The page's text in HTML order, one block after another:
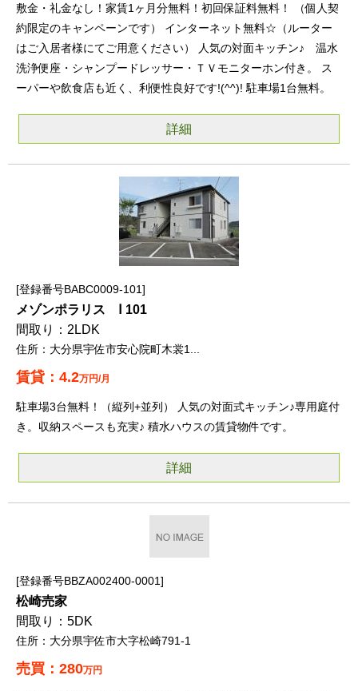
敷金・礼金なし！家賃1ヶ月分無料！初回保証料無料！ （個人契
約限定のキャンペーンです） インターネット無料☆（ルーター
はご入居者様にてご用意ください） 人気の対面キッチン♪ 温水
洗浄便座・シャンプードレッサー・ＴＶモニターホン付き。 ス
ーパーや飲食店も近く、利便性良好です!(^^)! 駐車場1台無料。
詳細
登録番号BABC0009-101
メゾンポラリス Ⅰ 101
2LDK
大分県宇佐市安心院町木裳1...
4.2万円/月
駐車場3台無料！（縦列+並列） 人気の対面式キッチン♪専用庭付
き。収納スペースも充実♪ 積水ハウスの賃貸物件です。
詳細
登録番号BBZA002400-0001
松崎売家
5DK
大分県宇佐市大字松崎791-1
280万円